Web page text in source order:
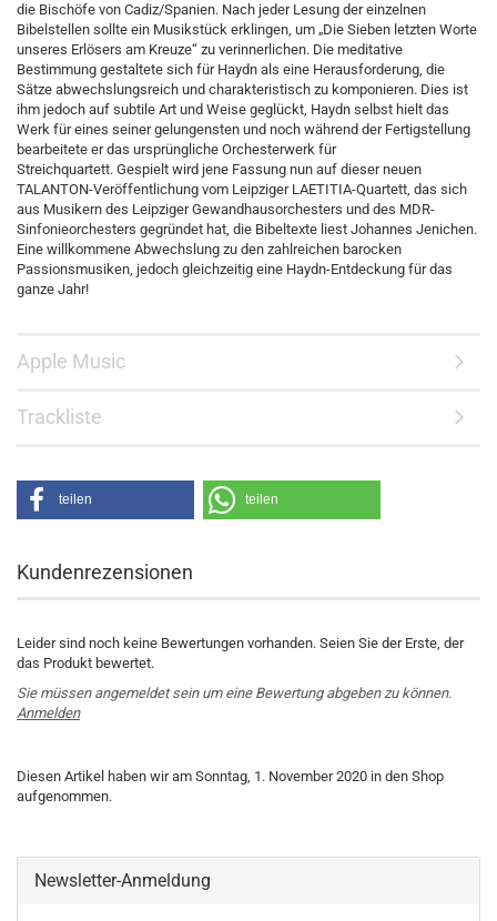
die Bischöfe von Cadiz/Spanien. Nach jeder Lesung der einzelnen
Bibelstellen sollte ein Musikstück erklingen, um „Die Sieben letzten Worte
unseres Erlösers am Kreuze“ zu verinnerlichen. Die meditative
Bestimmung gestaltete sich für Haydn als eine Herausforderung, die
Sätze abwechslungsreich und charakteristisch zu komponieren. Dies ist
ihm jedoch auf subtile Art und Weise geglückt, Haydn selbst hielt das
Werk für eines seiner gelungensten und noch während der Fertigstellung
bearbeitete er das ursprüngliche Orchesterwerk für
Streichquartett. Gespielt wird jene Fassung nun auf dieser neuen
TALANTON-Veröffentlichung vom Leipziger LAETITIA-Quartett, das sich
aus Musikern des Leipziger Gewandhausorchesters und des MDR-
Sinfonieorchesters gegründet hat, die Bibeltexte liest Johannes Jenichen.
Eine willkommene Abwechslung zu den zahlreichen barocken
Passionsmusiken, jedoch gleichzeitig eine Haydn-Entdeckung für das
ganze Jahr!
Apple Music
Trackliste
teilen teilen
Kundenrezensionen
Leider sind noch keine Bewertungen vorhanden. Seien Sie der Erste, der
das Produkt bewertet.
Sie müssen angemeldet sein um eine Bewertung abgeben zu können.
Anmelden
Diesen Artikel haben wir am Sonntag, 1. November 2020 in den Shop
aufgenommen.
Newsletter-Anmeldung